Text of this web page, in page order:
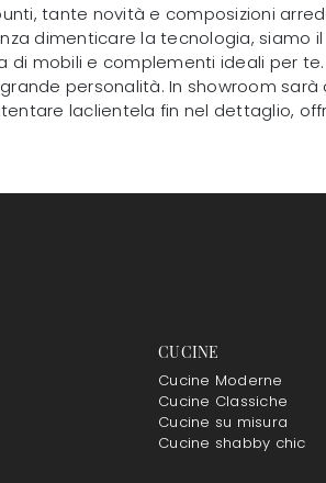
tante novità e composizioni
dimenticare la tecnologia, siamo
mobili e complementi ideali per
personalità. In showroom
laclientela fin nel dettaglio,
CUCINE
Cucine Moderne
Cucine Classiche
Cucine su misura
Cucine shabby chic